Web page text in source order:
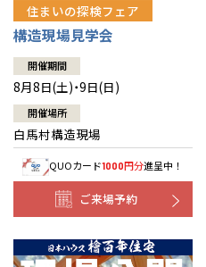
住まいの探検フェア
構造現場見学会
開催期間
8月8日(土)・9日(日)
開催場所
白馬村構造現場
QUOカード1000円分進呈中！
ご来場予約